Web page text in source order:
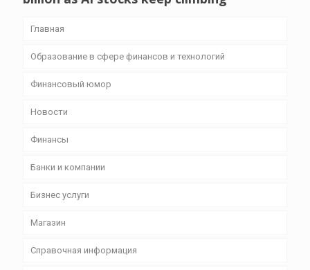
Главная
Образование в сфере финансов и технологий
Финансовый юмор
Новости
Финансы
Банки и компании
Бизнес уcлуги
Магазин
Справочная информация